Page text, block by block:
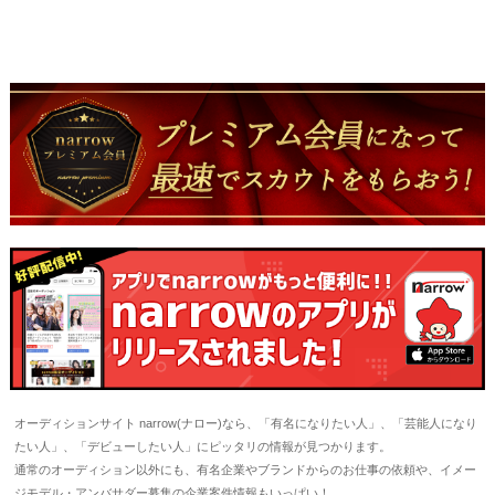
オーディションサイト narrow(ナロー)なら、「有名になりたい人」、「芸能人になり
たい人」、「デビューしたい人」にピッタリの情報が見つかります。
通常のオーディション以外にも、有名企業やブランドからのお仕事の依頼や、イメー